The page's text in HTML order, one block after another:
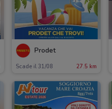
Prodet
Scade il 31/08 27.5 km